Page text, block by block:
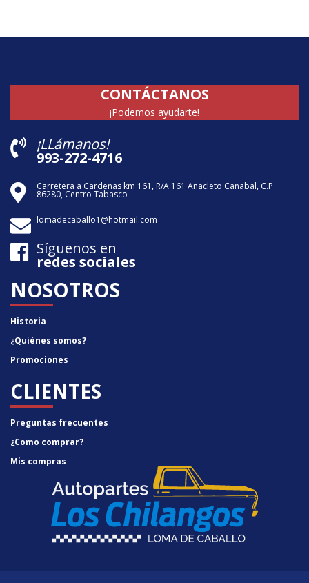
CONTÁCTANOS
¡Podemos ayudarte!
¡LLámanos!
993-272-4716
Carretera a Cardenas km 161, R/A 161 Anacleto Canabal, C.P
86280, Centro Tabasco
lomadecaballo1@hotmail.com
Síguenos en
redes sociales
NOSOTROS
Historia
¿Quiénes somos?
Promociones
CLIENTES
Preguntas frecuentes
¿Como comprar?
Mis compras